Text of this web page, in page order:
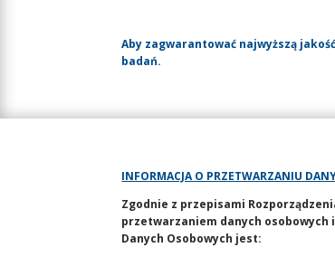
Aby zagwarantować najwyższą
badań.
INFORMACJA O PRZETWARZANIU
Zgodnie z przepisami
przetwarzaniem danych osobowych
Danych Osobowych jest: